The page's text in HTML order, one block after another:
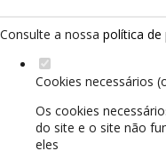
Consulte a nossa política de
Cookies necessários
Os cookies
do site e o site não
eles